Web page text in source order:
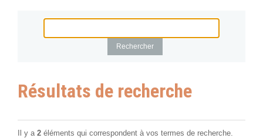
Résultats de recherche
Il y a 2 éléments qui correspondent à vos termes de recherche.